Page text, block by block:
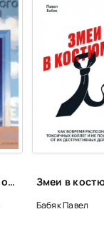
Курс осознанного сновидения - Александр Орлов
Бабяк Павел